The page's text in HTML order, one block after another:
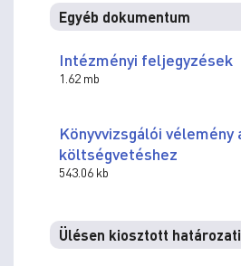
Egyéb dokumentum
Intézményi feljegyzések
1.62 mb
Könyvvizsgálói vélemény
költségvetéshez
543.06 kb
Ülésen kiosztott